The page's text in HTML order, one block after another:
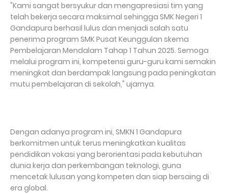
"Kami sangat bersyukur dan mengapresiasi tim yang
telah bekerja secara maksimal sehingga SMK Negeri 1
Gandapura berhasil lulus dan menjadi salah satu
penerima program SMK Pusat Keunggulan skema
Pembelajaran Mendalam Tahap 1 Tahun 2025. Semoga
melalui program ini, kompetensi guru-guru kami semakin
meningkat dan berdampak langsung pada peningkatan
mutu pembelajaran di sekolah," ujarnya.
Dengan adanya program ini, SMKN 1 Gandapura
berkomitmen untuk terus meningkatkan kualitas
pendidikan vokasi yang berorientasi pada kebutuhan
dunia kerja dan perkembangan teknologi, guna
mencetak lulusan yang kompeten dan siap bersaing di
era global.